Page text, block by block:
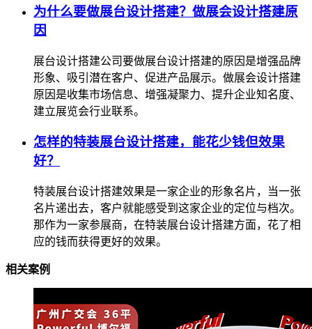
为什么要做展台设计搭建？做展会设计搭建原
因
展台设计搭建公司要做展台设计搭建的原因是增强品牌
形象、吸引潜在客户、促进产品展示。做展会设计搭建
原因是收集市场信息、增强凝聚力、提升企业知名度、
建立展览会行业联系。
怎样的特装展台设计搭建，能花少钱但效果
好？
特装展台设计搭建效果是一家企业的形象名片，当一张
名片递出去，客户就能感受到这家企业的定位与档次。
那作为一家参展商，在特装展台设计搭建方面，花了相
应的钱而获得更好的效果。
相关案例